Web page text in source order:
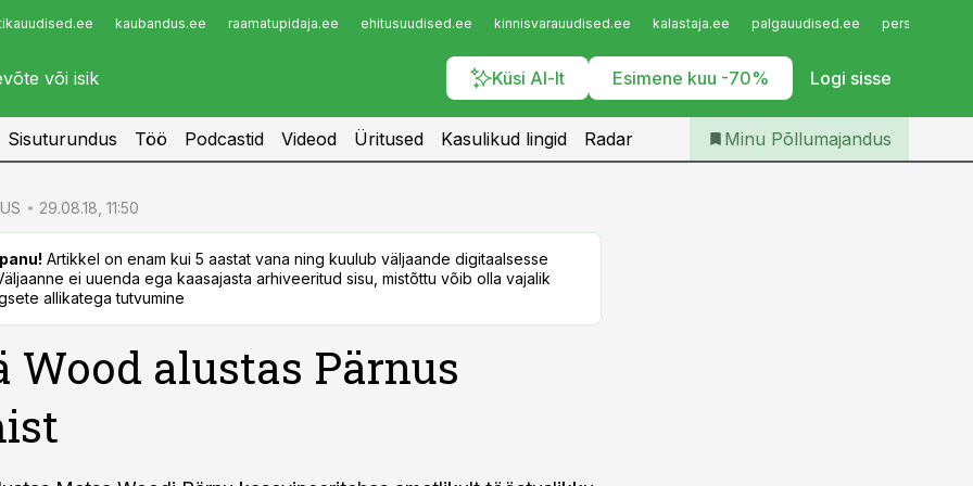
kaubandus.ee raamatupidaja.ee ehitusuudised.ee kinnisvarauudised.ee kalastaja.ee palgauudised.ee
Küsi AI-lt Esimene kuu -70% Logi sisse
Infopank
Iseteenindus
Telli Põllumajandus
Sisuturundus Töö Podcastid Videod Üritused Kasulikud lingid Radar Minu Põllumajandus
29.08.18, 11:50
Artikkel on enam kui 5 aastat vana ning kuulub väljaande digitaalsesse
ei uuenda ega kaasajasta arhiveeritud sisu, mistõttu võib olla vajalik
allikatega tutvumine
Wood alustas Pärnus